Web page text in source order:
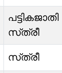
പട്ടികജാതി
സ്‌ത്രീ
സ്‌ത്രീ